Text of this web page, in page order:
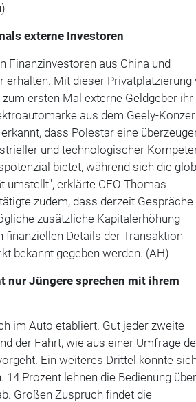
externe Investoren
Finanzinvestoren aus China und
erhalten. Mit dieser Privatplatzierung
ersten Mal externe Geldgeber ihr
aus dem Geely-
dass Polestar eine
und technologischer
bietet, während sich die
erklärte CEO Thomas
zudem, dass derzeit
zusätzliche Kapitalerhöhung
Details der Transaktion
bekannt gegeben werden. (AH)
nur Jüngere sprechen mit ihrem
im Auto etabliert. Gut jeder zweite
der Fahrt, wie aus einer Umfrage
Ein weiteres Drittel könnte sich
Prozent lehnen die Bedienung über
Großen Zuspruch findet die